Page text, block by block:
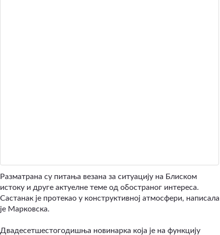
Разматрана су питања везана за ситуацију на Блиском
истоку и друге актуелне теме од обостраног интереса.
Састанак је протекао у конструктивној атмосфери, написала
је Марковска.
Двадесетшестогодишња новинарка која је на функцију